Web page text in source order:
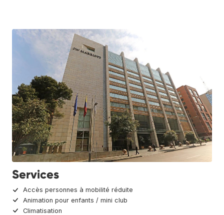
Services
Accès personnes à mobilité réduite
Animation pour enfants / mini club
Climatisation